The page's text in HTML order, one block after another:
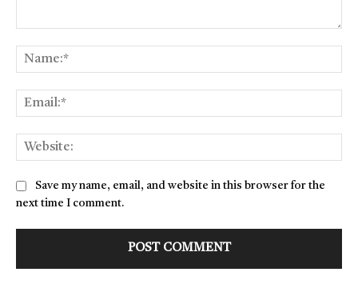
Save my name, email, and website in this browser for the
next time I comment.